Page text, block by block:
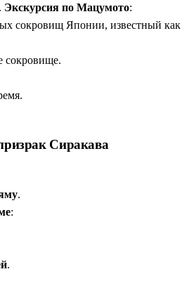
Экскурсия по Мацумото:
сокровищ Японии, известный
сокровище.
Сиракава
.
:
.